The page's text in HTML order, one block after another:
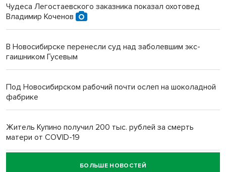
Чудеса Легостаевского заказника показал охотовед
Владимир Коченов
В Новосибирске перенесли суд над заболевшим экс-
гаишником Гусевым
Под Новосибирском рабочий почти ослеп на шоколадной
фабрике
Житель Купино получил 200 тыс. рублей за смерть
матери от COVID-19
Новосибирский суд наказал водителя за смерть
БОЛЬШЕ НОВОСТЕЙ